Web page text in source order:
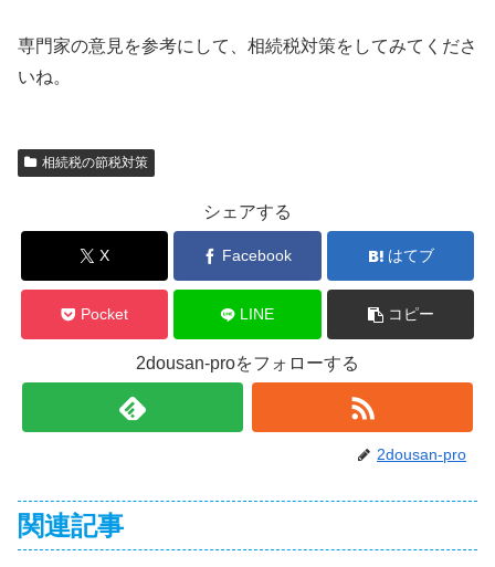
専門家の意見を参考にして、相続税対策をしてみてくださ
いね。
相続税の節税対策
シェアする
X Facebook はてブ
Pocket LINE コピー
2dousan-proをフォローする
2dousan-pro
関連記事